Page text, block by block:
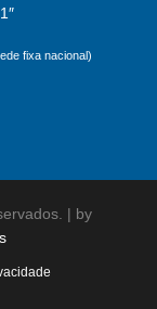
fixa nacional)
| by